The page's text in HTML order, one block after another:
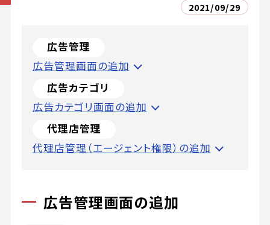
告管理・広告カテゴリ管理・代理店管理追加-
2021/09/29
広告管理
広告管理画面の追加
広告カテゴリ
広告カテゴリ画面の追加
代理店管理
代理店管理（エージェント権限）の追加
広告管理画面の追加